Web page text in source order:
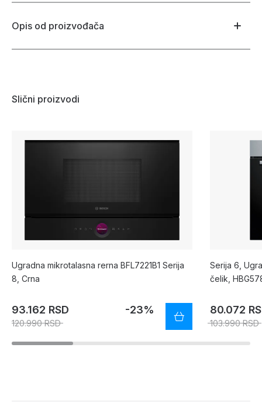
Opis od proizvođača
Slični proizvodi
Ugradna mikrotalasna rerna BFL7221B1 Serija
8, Crna
93.162 RSD
120.990 RSD
-23%
Serija 6,
čelik,
80.072
103.990 RSD